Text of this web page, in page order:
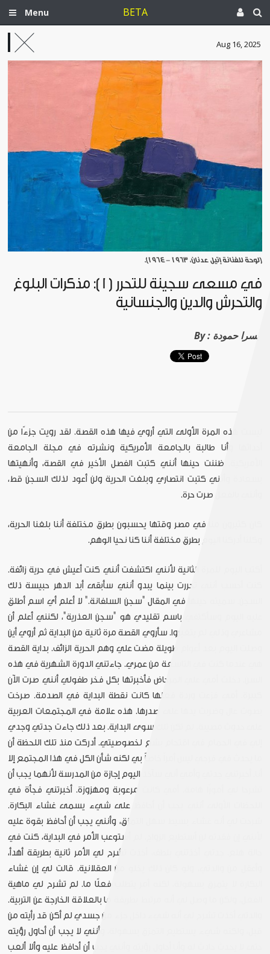
Menu BETA
Aug 16, 2025
[لوحة للفنانة إتيل عدنان، 1963 - 1964].
في مسعى سجينة للتحرر (1): مذكرات البلوغ
والتحرش والدين والجنسانية
By : يسرا حمودة
ليست هذه المرة الأولى التي أروي فيها هذه القصة. لقد رويت جزءًا من
أحداثها وأنا طالبة بالجامعة الأمريكية ونشرته في مجلة الجامعة
الأمريكية. ظننت حينها أنني كتبت الفصل الأخير في القصة، وأنهيتها
بسعادة وأنني كتبت انتصاري وبلغت الحرية ولن أعود لذلك السجن قط،
وأنني بالفعل صرت حرة.
كان كثيرون منا في مصر وقتها يحسبون بطرق مختلفة أننا بلغنا الحرية،
وكلنا أدركنا اليوم بطرق مختلفة أننا كنا نحيا الوهم.
أكتب اليوم للمرة الثانية لأنني اكتشفت أنني كنت أعيش في حرية زائفة.
كنت أحسب أنني تحررت بينما يبدو أنني سأبقى أبد الدهر حبيسة ذلك
السجن. سميته حينها في المقال "سجن السلفانة." لا أعلم أي اسم أطلق
عليه اليوم وسأكتفي باسم تقليدي هو "سجن العذرية"، لكنني أعلم أن
مشاعري وذلي لم يتغيروا. سأروي القصة مرة ثانية من البداية ثم أروي أين
وصلت اليوم بعد أعوام طويلة مضت علي وهم الحرية الزائف. بداية القصة
هي عندما كنت في التاسعة من عمري. جاءتني الدورة الشهرية في هذه
السن. دخلت أمي علي المرحاض فأخبرتها بكل فخر طفولي أنني صرت الآن
كبيرة. أمي فزعت وردة فعلها كانت نقطة البداية في الصدمة. صرخت
بصوت عال وضربت يدها على صدرها. هذه علامة في المجتمعات العربية
على حدوث مصيبة. لم تكن تلك سوى البداية. بعد ذلك جاءت جدتي وجدي
إلي في الحمام في اقتحام بشع لخصوصيتي. أدركت منذ تلك اللحظة أن
ما يحدث في فرجي ليس أمراً خاصاً بي لكنه شأن الكل في هذا المجتمع إلا
أنا. أخبرتني جدتي وأمي أني سآخذ اليوم إجازة من المدرسة لأنهما يجب أن
تشرحا لي أمورًا هامة. أمي كانت مرعوبة ومهزوزة. أخبرتني فجأة في
اللحظات الأولى أنني يجب أن أحافظ على شيء يسمى غشاء البكارة.
شرحت لي أنه غشاء بسيط سهل التمزق، وأنني يجب أن أحافظ بقوة عليه
لأنني إن فقدته لن أستطيع الزواج. لم أستوعب الأمر في البداية، كنت في
حالة هلع. جدتي أخذتني بلطف، أخذت تشرح لي الأمر ثانية بطريقة أهدأ،
وأعقل من والدتي، ولو كان ذلك يخلو من العقلانية. قالت لي إن غشاء
البكارة لا يتمزق بسهولة، لكنه أمر يتطلب فعلًا ما. لم تشرح لي ماهية
الفعل، ولكن ما وصل لي أنه مرتبط بطريقة ما بالعلاقة الخارجة عن التربية.
والدتي أخذت تشرح لي أنه شيء داخل جزء من جسدي لم أكن قد رأيته من
قبل، ولكنه شيء يستطيع التمزق بسهولة، وأنني لا يجب أن أحاول رؤيته
حتى لا يحدث حادث له وأنا أحاول رؤيته وأنني يجب أن أحافظ عليه وألا ألعب